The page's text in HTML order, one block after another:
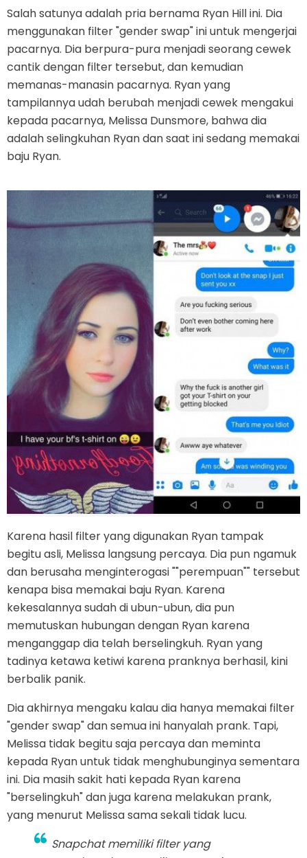
Salah satunya adalah pria bernama Ryan Hill ini. Dia
menggunakan filter "gender swap" ini untuk mengerjai
pacarnya. Dia berpura-pura menjadi seorang cewek
cantik dengan filter tersebut, dan kemudian
memanas-manasin pacarnya. Ryan yang
tampilannya udah berubah menjadi cewek mengakui
kepada pacarnya, Melissa Dunsmore, bahwa dia
adalah selingkuhan Ryan dan saat ini sedang memakai
baju Ryan.
Karena hasil filter yang digunakan Ryan tampak
begitu asli, Melissa langsung percaya. Dia pun ngamuk
dan berusaha menginterogasi ""perempuan"" tersebut
kenapa bisa memakai baju Ryan. Karena
kekesalannya sudah di ubun-ubun, dia pun
memutuskan hubungan dengan Ryan karena
menganggap dia telah berselingkuh. Ryan yang
tadinya ketawa ketiwi karena pranknya berhasil, kini
berbalik panik.
Dia akhirnya mengaku kalau dia hanya memakai filter
"gender swap" dan semua ini hanyalah prank. Tapi,
Melissa tidak begitu saja percaya dan meminta
kepada Ryan untuk tidak menghubunginya sementara
ini. Dia masih sakit hati kepada Ryan karena
"berselingkuh" dan juga karena melakukan prank,
yang menurut Melissa sama sekali tidak lucu.
Snapchat memiliki filter yang